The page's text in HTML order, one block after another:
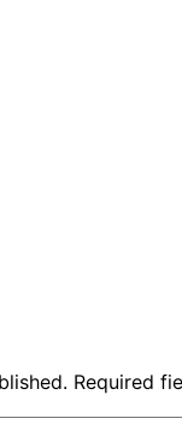
Required